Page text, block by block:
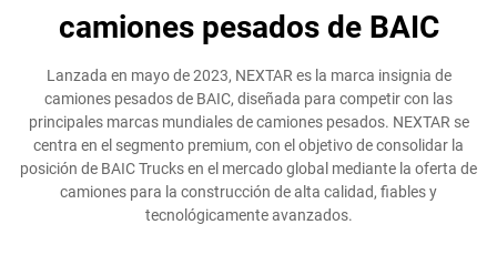
camiones pesados de BAIC
Lanzada en mayo de 2023, NEXTAR es la marca insignia de
camiones pesados de BAIC, diseñada para competir con las
principales marcas mundiales de camiones pesados. NEXTAR se
centra en el segmento premium, con el objetivo de consolidar la
posición de BAIC Trucks en el mercado global mediante la oferta de
camiones para la construcción de alta calidad, fiables y
tecnológicamente avanzados.